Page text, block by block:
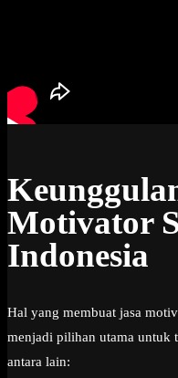
Motivator
Indonesia
Hal yang membuat jasa
menjadi pilihan utama untuk
antara lain: